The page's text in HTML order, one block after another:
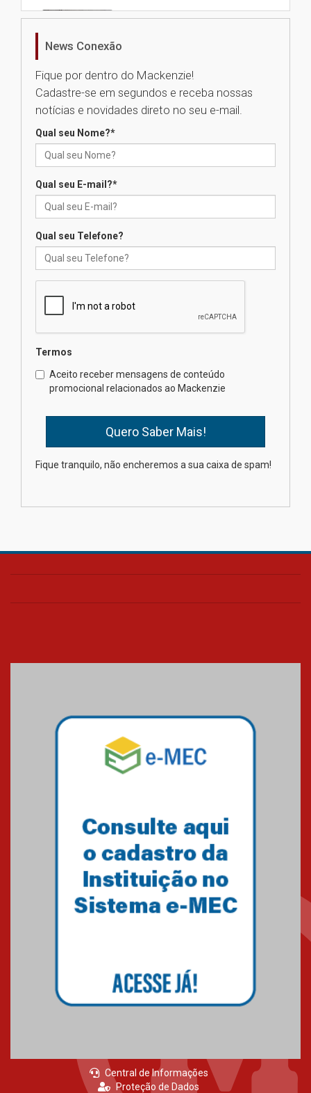
Nova apresentação do Centro
Universidade Mackenzie
realizará nova edição da Feira
das novas tecnologias em
calouros do segundo semestre
04.08.2026
Brasília prepara seus
estudantes para o PAS antes
mesmo do Ensino Médio
na educação dos filhos além da
News Conexão
Fique por dentro do Mackenzie!
Cadastre-se em segundos e receba nossas
notícias e novidades direto no seu e-mail.
Qual seu Nome?*
Qual seu E-mail?*
Qual seu Telefone?
Termos
Aceito receber mensagens de conteúdo
promocional relacionados ao Mackenzie
Fique tranquilo, não encheremos a sua caixa de spam!
Central de Informações
Proteção de Dados